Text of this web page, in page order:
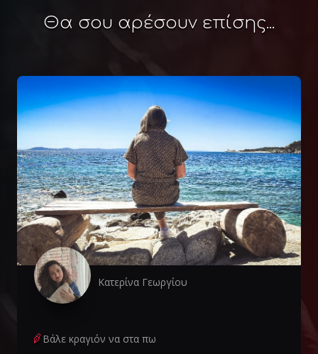
Θα σου αρέσουν επίσης...
Κατερίνα Γεωργίου
Βάλε κραγιόν να στα πω